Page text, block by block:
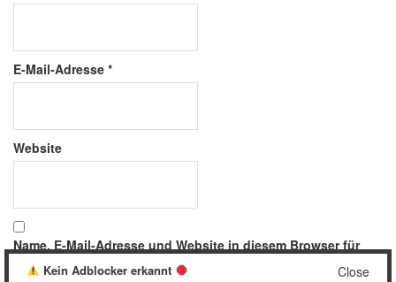
E-Mail-Adresse *
Website
Name, E-Mail-Adresse und Website in diesem Browser für
meinen nächsten Kommentar speichern.
Close
Kein Adblocker erkannt